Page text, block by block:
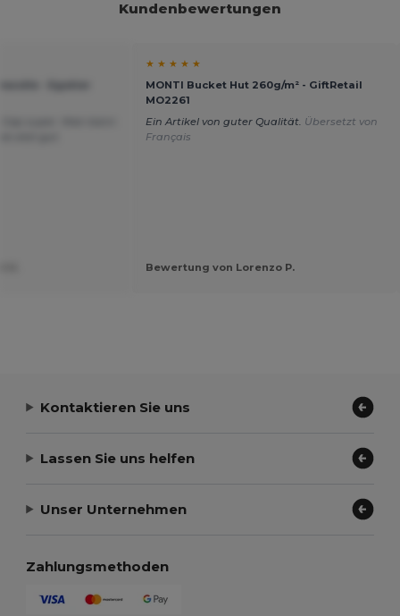
Kundenbewertungen
★ ★ ★ ★ ★
MONTI Bucket Hut 260g/m² - GiftRetail
MO2261
Ein Artikel von guter Qualität. Übersetzt von
Français
Bewertung von Lorenzo P.
Kontaktieren Sie uns
Lassen Sie uns helfen
Unser Unternehmen
Zahlungsmethoden